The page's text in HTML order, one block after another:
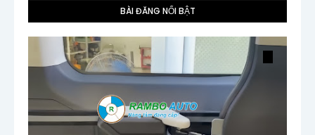
BÀI ĐĂNG NỔI BẬT